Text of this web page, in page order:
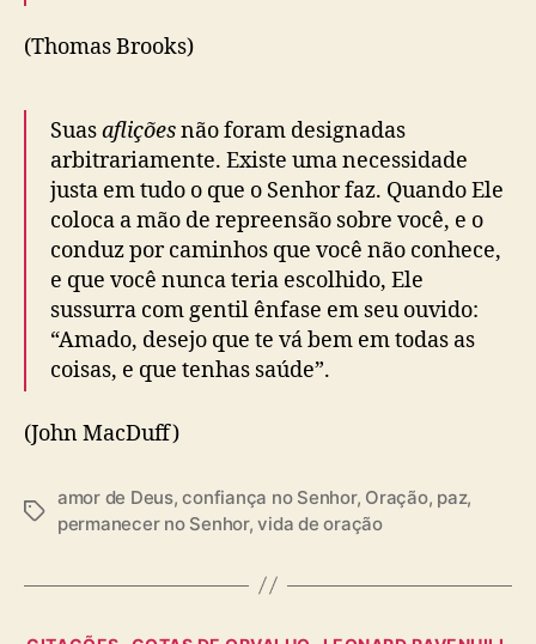
(Thomas Brooks)
Suasafliçõesnão foram designadas
arbitrariamente. Existe uma necessidade
justa em tudo o que o Senhor faz. Quando Ele
coloca a mão de repreensão sobre você, e o
conduz por caminhos que você não conhece,
e que você nunca teria escolhido, Ele
sussurra com gentil ênfase em seu ouvido:
“Amado, desejo que te vá bem em todas as
coisas, e que tenhas saúde”.
(John MacDuff)
T
s
amor de Deus,confiança no Senhor, Oração, paz,
permanecer no Senhor,vida de oração